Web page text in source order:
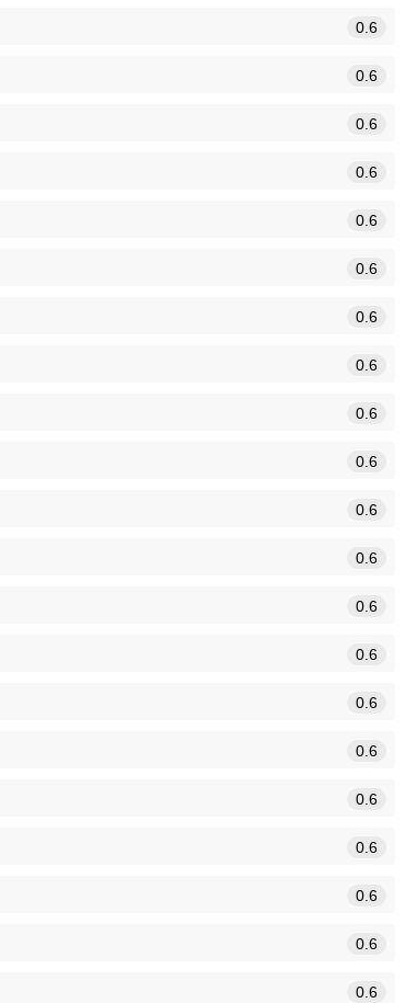
0.6
0.6
0.6
0.6
0.6
0.6
0.6
0.6
0.6
0.6
0.6
0.6
0.6
0.6
0.6
0.6
0.6
0.6
0.6
0.6
0.6